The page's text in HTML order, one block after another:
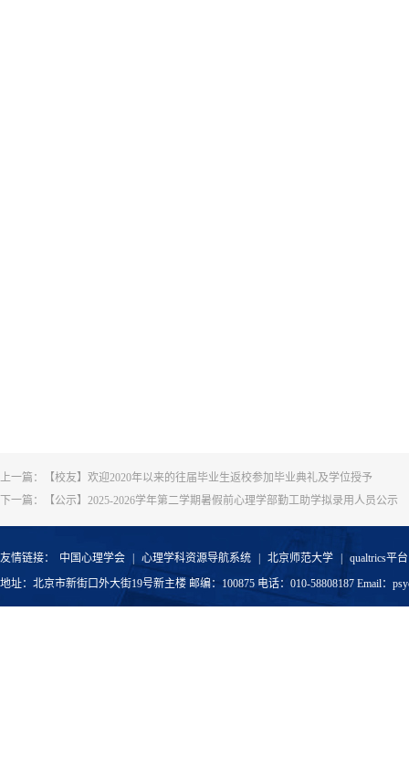
上一篇：
【校友】欢迎2020年以来的往届毕业生返校参加毕业典礼及学位授予
下一篇：
【公示】2025-2026学年第二学期暑假前心理学部勤工助学拟录用人员公示
友情链接： 中国心理学会 心理学科资源导航系统 北京师范大学
qualtrics平台
地址：北京市新街口外大街19号新主楼 邮编：100875 电话：010-58808187 Email：